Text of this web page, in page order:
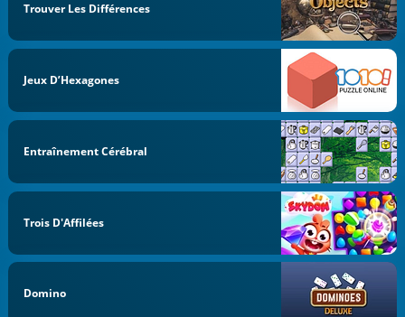
Trouver Les Différences
Jeux D’Hexagones
Entraînement Cérébral
Trois D'Affilées
Domino